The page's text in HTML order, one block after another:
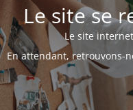
Le site se
Le site
En attendant, retrouvons-